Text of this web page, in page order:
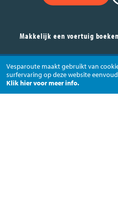
Makkelijk een voertuig
Huur je Vespa via
+32 (0)11 74 44 44 -
Vesparoute maakt gebruikt van
surfervaring op deze website
Klik hier voor meer info.